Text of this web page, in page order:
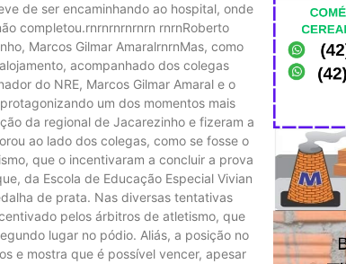
de ser encaminhando ao hospital, onde
completou.rnrnrnrnrnrn rnrnRoberto
Marcos Gilmar AmaralrnrnMas, como
acompanhado dos colegas
do NRE, Marcos Gilmar Amaral e o
um dos momentos mais
da regional de Jacarezinho e fizeram a
ao lado dos colegas, como se fosse o
que o incentivaram a concluir a prova
da Escola de Educação Especial Vivian
de prata. Nas diversas tentativas
pelos árbitros de atletismo, que
lugar no pódio. Aliás, a posição no
e mostra que é possível vencer, apesar